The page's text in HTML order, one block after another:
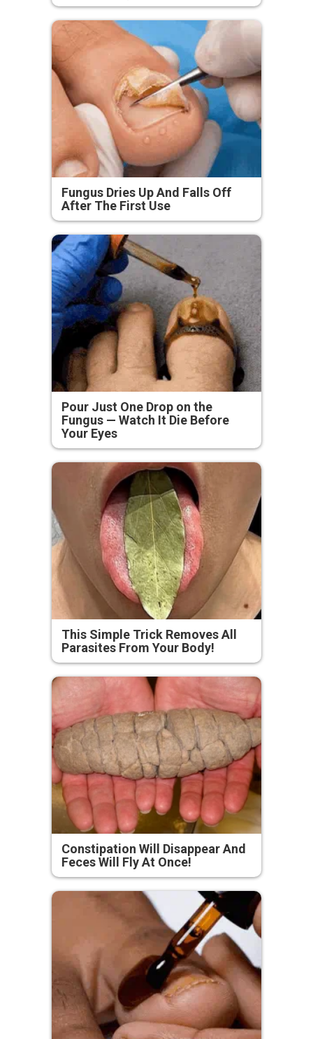
Fungus Dries Up And Falls Off
After The First Use
Pour Just One Drop on the
Fungus — Watch It Die Before
Your Eyes
This Simple Trick Removes All
Parasites From Your Body!
Constipation Will Disappear And
Feces Will Fly At Once!